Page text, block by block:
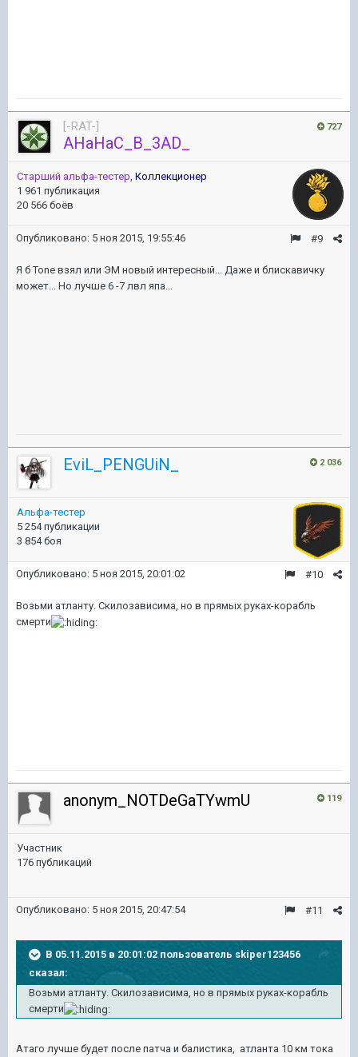
727
[-RAT-]
AHaHaC_B_3AD_
Старший альфа-тестер, Коллекционер
1 961 публикация
20 566 боёв
#9
Опубликовано: 5 ноя 2015, 19:55:46
Я б Tone взял или ЭМ новый интересный... Даже и блискавичку
может... Но лучше 6 -7 лвл япа...
2 036
EviL_PENGUiN_
Альфа-тестер
5 254 публикации
3 854 боя
#10
Опубликовано: 5 ноя 2015, 20:01:02
Возьми атланту. Скилозависима, но в прямых руках-корабль
смерти
119
anonym_NOTDeGaTYwmU
Участник
176 публикаций
#11
Опубликовано: 5 ноя 2015, 20:47:54
В 05.11.2015 в 20:01:02 пользователь skiper123456
сказал:
Возьми атланту. Скилозависима, но в прямых руках-корабль
смерти
Атаго лучше будет после патча и балистика, атланта 10 км тока